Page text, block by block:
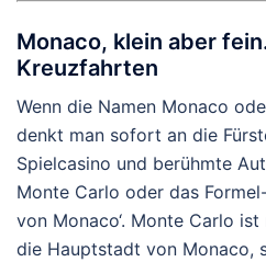
Monaco, klein aber
Kreuzfahrten
Wenn die Namen Monaco
denkt man sofort an die
Spielcasino und berühmte
Monte Carlo oder das
von Monaco‘. Monte Carlo
die Hauptstadt von Monaco,